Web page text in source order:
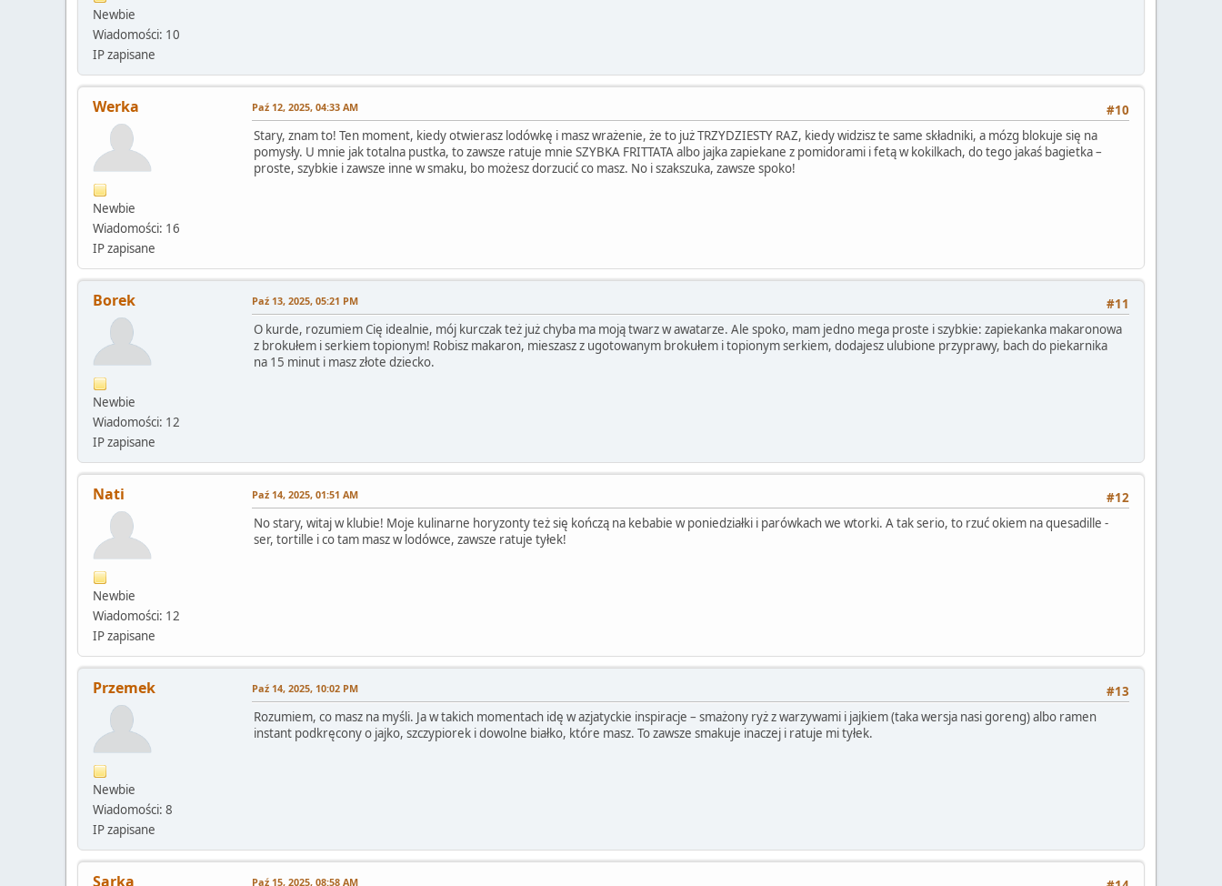
Newbie
Wiadomości: 10
IP zapisane
Werka
Newbie
Wiadomości: 16
IP zapisane
#10
Paź 12, 2025, 04:33 AM
Stary, znam to! Ten moment, kiedy otwierasz lodówkę i masz wrażenie, że to już TRZYDZIESTY RAZ, kiedy widzisz te same składniki, a mózg blokuje się na
pomysły. U mnie jak totalna pustka, to zawsze ratuje mnie SZYBKA FRITTATA albo jajka zapiekane z pomidorami i fetą w kokilkach, do tego jakaś bagietka –
proste, szybkie i zawsze inne w smaku, bo możesz dorzucić co masz. No i szakszuka, zawsze spoko!
Borek
Newbie
Wiadomości: 12
IP zapisane
#11
Paź 13, 2025, 05:21 PM
O kurde, rozumiem Cię idealnie, mój kurczak też już chyba ma moją twarz w awatarze. Ale spoko, mam jedno mega proste i szybkie: zapiekanka makaronowa
z brokułem i serkiem topionym! Robisz makaron, mieszasz z ugotowanym brokułem i topionym serkiem, dodajesz ulubione przyprawy, bach do piekarnika
na 15 minut i masz złote dziecko.
Nati
Newbie
Wiadomości: 12
IP zapisane
#12
Paź 14, 2025, 01:51 AM
No stary, witaj w klubie! Moje kulinarne horyzonty też się kończą na kebabie w poniedziałki i parówkach we wtorki. A tak serio, to rzuć okiem na quesadille -
ser, tortille i co tam masz w lodówce, zawsze ratuje tyłek!
Przemek
Newbie
Wiadomości: 8
IP zapisane
#13
Paź 14, 2025, 10:02 PM
Rozumiem, co masz na myśli. Ja w takich momentach idę w azjatyckie inspiracje – smażony ryż z warzywami i jajkiem (taka wersja nasi goreng) albo ramen
instant podkręcony o jajko, szczypiorek i dowolne białko, które masz. To zawsze smakuje inaczej i ratuje mi tyłek.
Sarka Paź 15, 2025, 08:58 AM